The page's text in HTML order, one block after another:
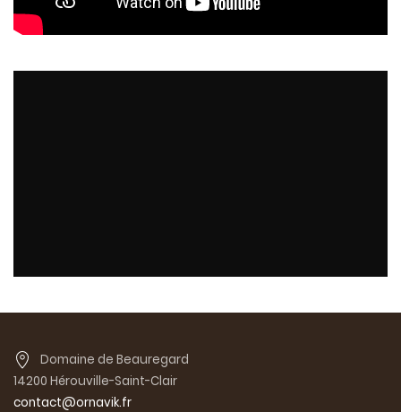
Domaine de Beauregard
14200 Hérouville-Saint-Clair
contact@ornavik.fr